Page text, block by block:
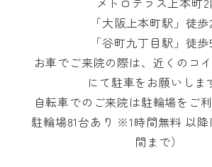
「大阪上本町駅」徒
「谷町九丁目駅」徒
お車でご来院の際は、近くのコ
にて駐車をお願いしま
自転車でのご来院は駐輪場をご
駐輪場81台あり ※1時間無料 以降
間まで）